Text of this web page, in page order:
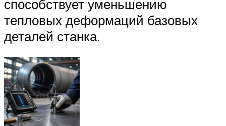
способствует уменьшению
тепловых деформаций базовых
деталей станка.